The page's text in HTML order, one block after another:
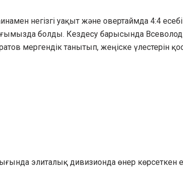
негізгі уақыт және овертаймда 4:4
болды. Кездесу барысында Всеволод
мергендік танытып, жеңіске үлестерін
элиталық дивизионда өнер көрсеткен